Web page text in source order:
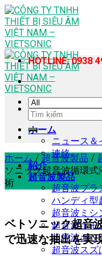
Skip
to
content
ホーム
ニュース＆
連絡
紹介
超音波製品
超音波プラ
ハンディ型
超音波ミシ
超音波ホモ
超音波カッ
超音波スズ
HOTLINE: 0938
検
索
対
象:
ホーム / 超音波製品 /
ソニック超音波循環
術
ベトソニック超音
で迅速な抽出を実